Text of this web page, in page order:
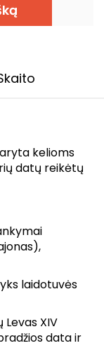
kelioms
datų reikėtų
laidotuvės
XIV
data ir